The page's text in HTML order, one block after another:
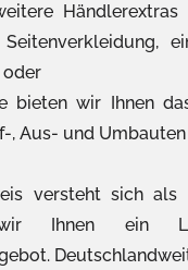
oder
bieten wir Ihnen
, Aus- und Umbauten
versteht sich als
wir Ihnen ein